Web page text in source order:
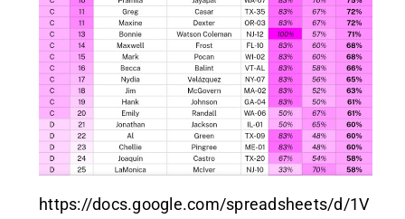
https://docs.google.com/spreadsheets/d/1V